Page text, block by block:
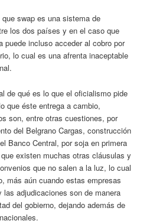
swap es una sistema de
los dos países y en el caso que
puede incluso acceder al cobro por
lo cual es una afrenta inaceptable
de qué es lo que el oficialismo pide
que éste entrega a cambio,
son, entre otras cuestiones, por
del Belgrano Cargas, construcción
Banco Central, por soja en primera
existen muchas otras cláusulas y
que no salen a la luz, lo cual
más aún cuando estas empresas
adjudicaciones son de manera
del gobierno, dejando además de